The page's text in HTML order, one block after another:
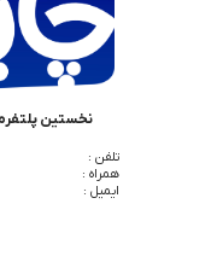
نخستین
تلفن :
همراه :
ایمیل :